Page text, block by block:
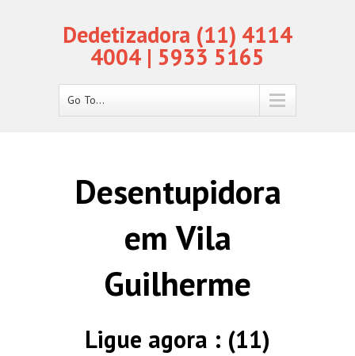
Dedetizadora (11) 4114
4004 | 5933 5165
Go To...
Desentupidora
em Vila
Guilherme
Ligue agora : (11)